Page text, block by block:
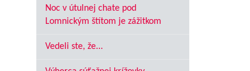
Noc v útulnej chate pod
Lomnickým štítom je zážitkom
Vedeli ste, že...